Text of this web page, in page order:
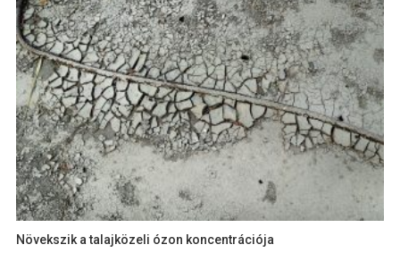
Növekszik a talajközeli ózon koncentrációja